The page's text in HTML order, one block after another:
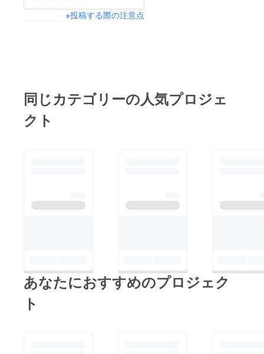
できたこと本当に嬉し
す。活動している地域
の方々が住み慣れた地
です。本当にほんとう
プロジェクトを応援
お力を借りなくては行
けないのが現状です。
※投稿する際の注意点
同じカテゴリーの人気プロジェ
クト
あなたにおすすめのプロジェク
ト